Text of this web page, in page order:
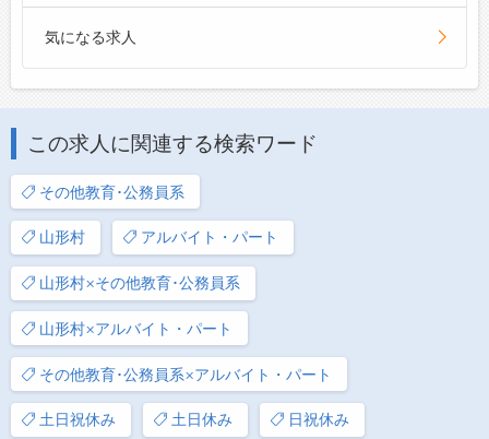
気になる求人
この求人に関連する検索ワード
その他教育･公務員系
山形村 アルバイト・パート
山形村×その他教育･公務員系
山形村×アルバイト・パート
その他教育･公務員系×アルバイト・パート
土日祝休み 土日休み 日祝休み